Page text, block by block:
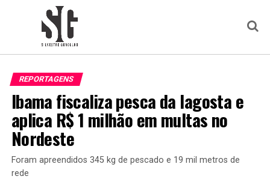
REPORTAGENS
Ibama fiscaliza pesca da lagosta e
aplica R$ 1 milhão em multas no
Nordeste
Foram apreendidos 345 kg de pescado e 19 mil metros de
rede